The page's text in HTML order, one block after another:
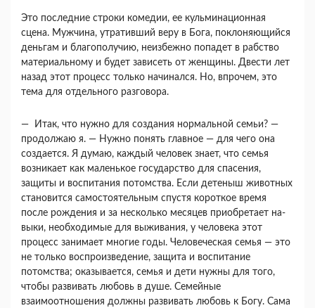
Это последние строки комедии, ее кульминаци­онная
сцена. Мужчина, утративший веру в Бога, поклоняющийся
деньгам и благополучию, неиз­бежно попадет в рабство
материальному и будет зависеть от женщины. Двести лет
назад этот про­цесс только начинался. Но, впрочем, это
тема для отдельного разговора.
— Итак, что нужно для создания нормальной семьи? —
продолжаю я. — Нужно понять глав­ное — для чего она
создается. Я думаю, каждый человек знает, что семья
возникает как маленькое государство для спасения,
защиты и воспитания потомства. Если детеныш животных
становится самостоятельным спустя короткое время
после рождения и за несколько месяцев приобретает на­
выки, необходимые для выживания, у человека этот
процесс занимает многие годы. Человеческая семья — это
не только воспроизведение, защита и воспитание
потомства; оказывается, семья и дети нужны для того,
чтобы развивать любовь в душе. Семейные
взаимоотношения должны развивать любовь к Богу. Сама